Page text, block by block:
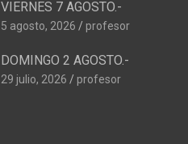
VIERNES 7 AGOSTO.-
5 agosto, 2026 profesor
DOMINGO 2 AGOSTO.-
29 julio, 2026 profesor